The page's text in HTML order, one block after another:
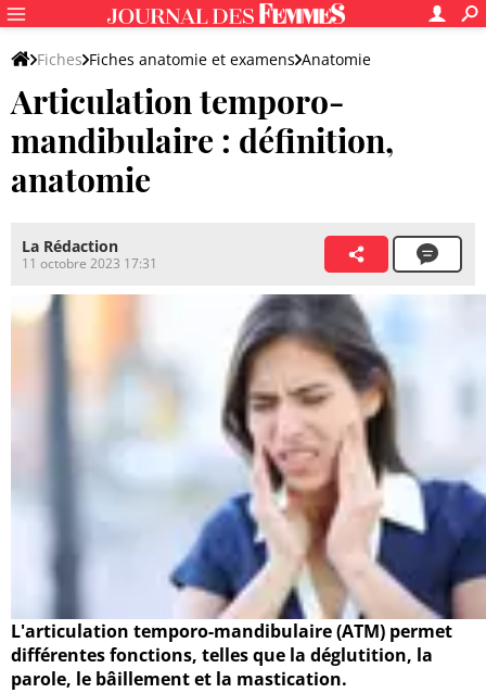
Fiches Fiches anatomie et examens Anatomie
Système squelettique
Articulation temporo-
mandibulaire : définition,
anatomie
La Rédaction
11 octobre 2023 17:31
L'articulation temporo-mandibulaire (ATM) permet
différentes fonctions, telles que la déglutition, la
parole, le bâillement et la mastication.